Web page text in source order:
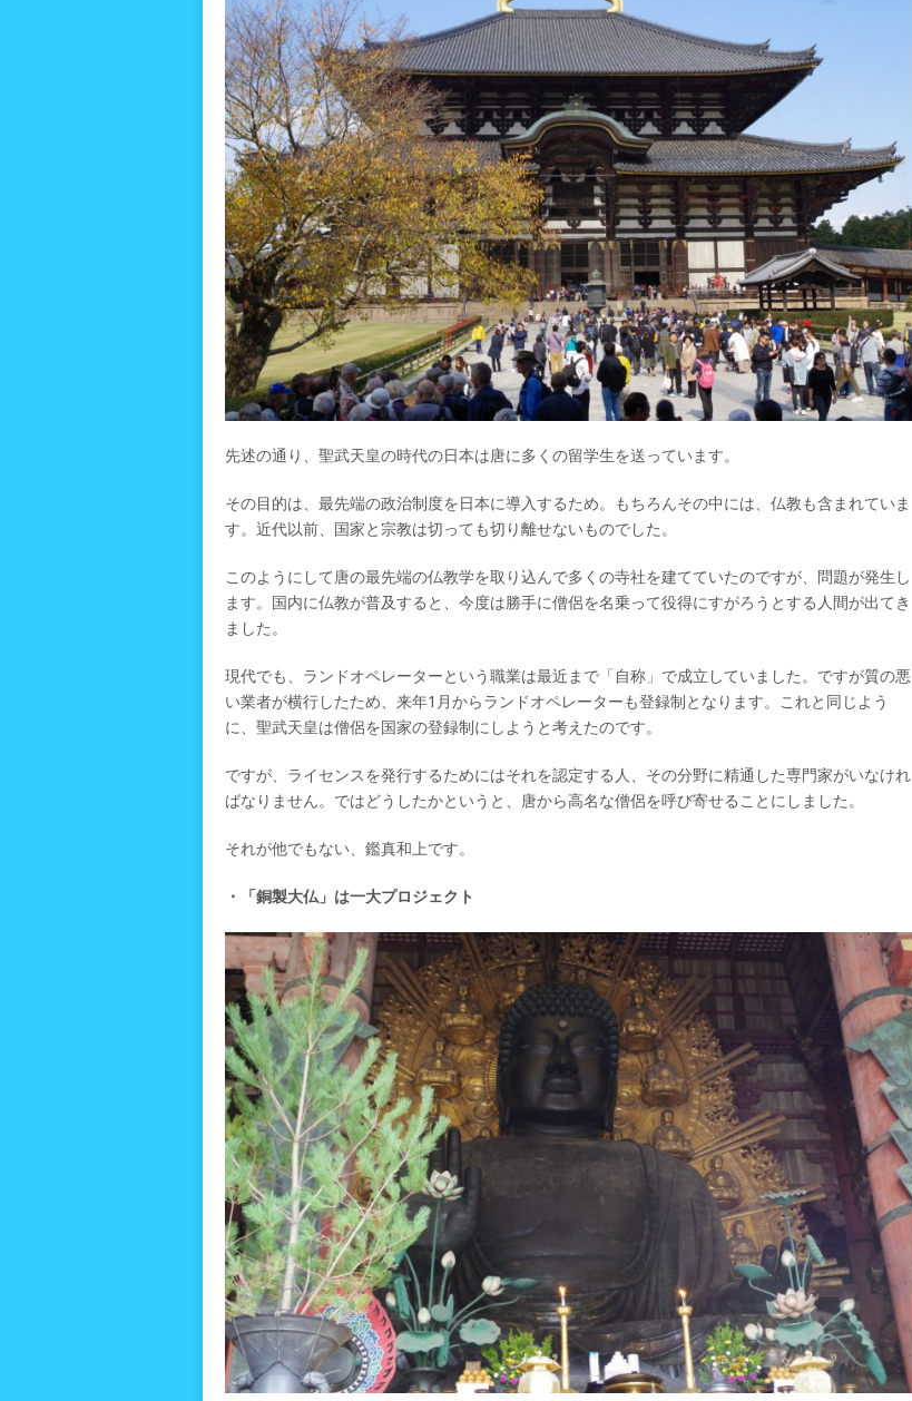
先述の通り、聖武天皇の時代の日本は唐に多くの留学生を送っています。
その目的は、最先端の政治制度を日本に導入するため。もちろんその中には、仏教も含まれていま
す。近代以前、国家と宗教は切っても切り離せないものでした。
このようにして唐の最先端の仏教学を取り込んで多くの寺社を建てていたのですが、問題が発生し
ます。国内に仏教が普及すると、今度は勝手に僧侶を名乗って役得にすがろうとする人間が出てき
ました。
現代でも、ランドオペレーターという職業は最近まで「自称」で成立していました。ですが質の悪
い業者が横行したため、来年1月からランドオペレーターも登録制となります。これと同じよう
に、聖武天皇は僧侶を国家の登録制にしようと考えたのです。
ですが、ライセンスを発行するためにはそれを認定する人、その分野に精通した専門家がいなけれ
ばなりません。ではどうしたかというと、唐から高名な僧侶を呼び寄せることにしました。
それが他でもない、鑑真和上です。
・「銅製大仏」は一大プロジェクト